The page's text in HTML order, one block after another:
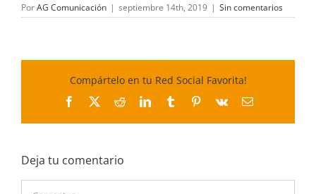
PorAG Comunicación | septiembre 14th, 2019 | Sin comentarios
Compártelo en tu Red Social Favorita!
Facebook
X RedditLinkedInTumblrPinterest
Vk
Correo
Deja tu comentario